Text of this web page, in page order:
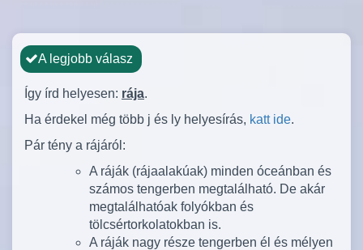
A legjobb válasz
Így írd helyesen: rája.
Ha érdekel még több j és ly helyesírás, katt ide.
Pár tény a rájáról:
A ráják (rájaalakúak) minden óceánban és
számos tengerben megtalálható. De akár
megtalálhatóak folyókban és
tölcsértorkolatokban is.
A ráják nagy része tengerben él és mélyen